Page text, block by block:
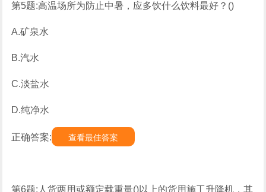
第5题:高温场所为防止中暑，应多饮什么饮料最好？()
A.矿泉水
B.汽水
C.淡盐水
D.纯净水
正确答案: 查看最佳答案
第6题:人货两用或额定载重量()以上的货用施工升降机，其